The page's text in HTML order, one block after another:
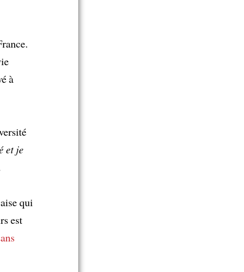
à
et je
qui
est